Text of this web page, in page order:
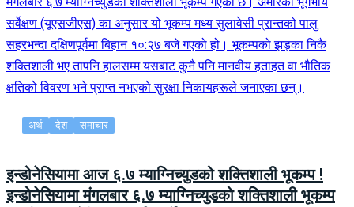
अर्थ देश समाचार
इन्डोनेसियामा आज ६.७ म्याग्निच्युडको शक्तिशाली भूकम्प !
इन्डोनेसियामा मंगलबार ६.७ म्याग्निच्युडको शक्तिशाली भूकम्प